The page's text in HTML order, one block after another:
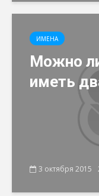
ИМЕНА
Можно
иметь
3 октября 2015